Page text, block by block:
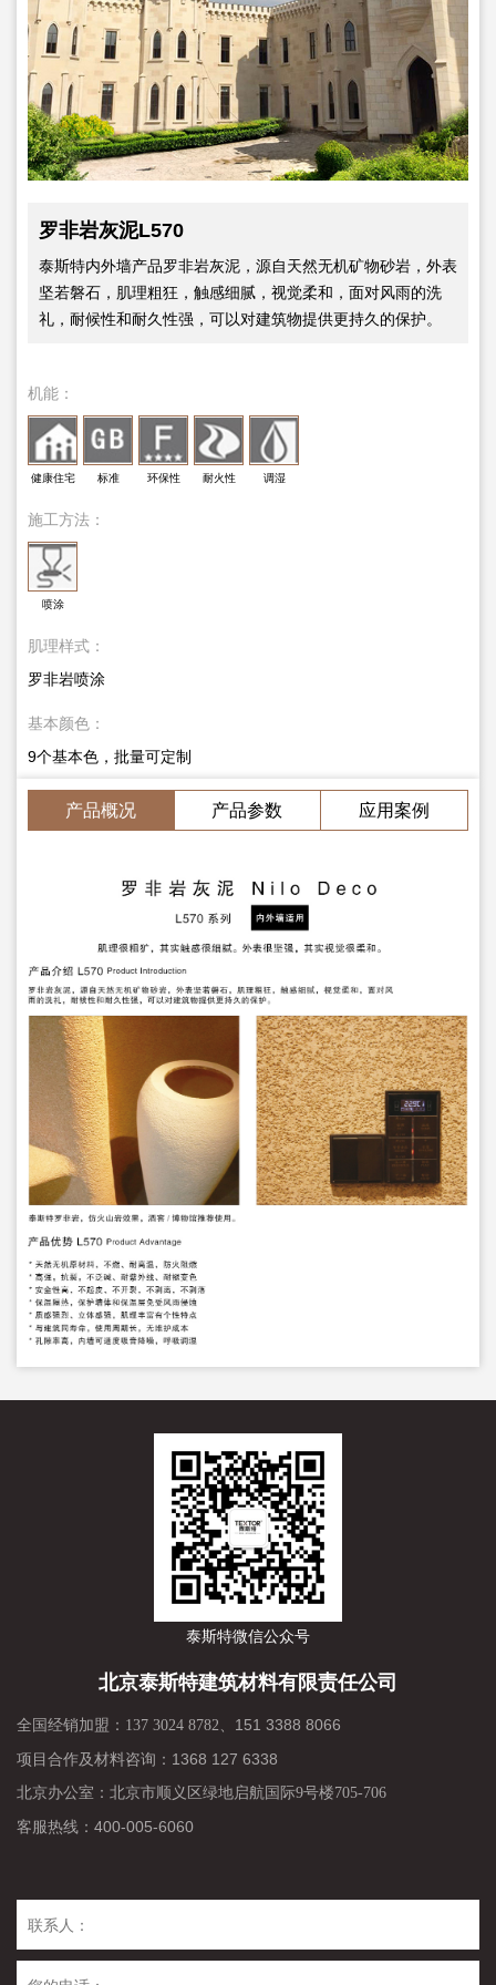
罗非岩灰泥L570
泰斯特内外墙产品罗非岩灰泥，源自天然无机矿物砂岩，外表
坚若磐石，肌理粗狂，触感细腻，视觉柔和，面对风雨的洗
礼，耐候性和耐久性强，可以对建筑物提供更持久的保护。
机能：
健康住宅 标准 环保性 耐火性 调湿
施工方法：
喷涂
肌理样式：
罗非岩喷涂
基本颜色：
9个基本色，批量可定制
产品概况 产品参数 应用案例
泰斯特微信公众号
北京泰斯特建筑材料有限责任公司
全国经销加盟：137 3024 8782、 151 3388 8066
项目合作及材料咨询： 1368 127 6338
北京办公室：北京市顺义区绿地启航国际9号楼705-706
客服热线： 400-005-6060